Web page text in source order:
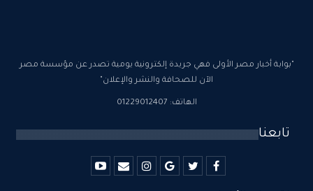
"بوابة أخبار مصر الأولى فهي جريدة إلكترونية يومية تصدر عن مؤسسة مصر
الآن للصحافة والنشر والإعلان"
الهاتف: 01229012407
تابعنا